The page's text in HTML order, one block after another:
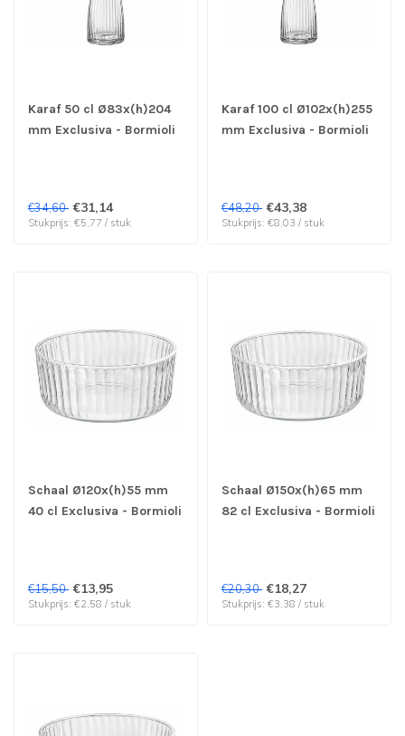
Karaf 50 cl Ø83x(h)204
mm Exclusiva - Bormioli
€34,60 €31,14
Stukprijs: €5,77 / stuk
Karaf 100 cl Ø102x(h)255
mm Exclusiva - Bormioli
€48,20 €43,38
Stukprijs: €8,03 / stuk
Schaal Ø120x(h)55 mm
40 cl Exclusiva - Bormioli
€15,50 €13,95
Stukprijs: €2,58 / stuk
Schaal Ø150x(h)65 mm
82 cl Exclusiva - Bormioli
€20,30 €18,27
Stukprijs: €3,38 / stuk